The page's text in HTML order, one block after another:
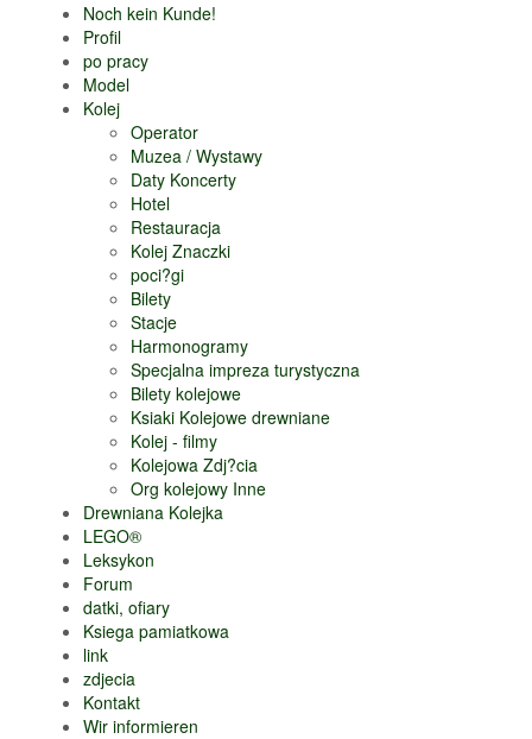
Noch kein Kunde!
Profil
po pracy
Model
Kolej
Operator
Muzea / Wystawy
Daty Koncerty
Hotel
Restauracja
Kolej Znaczki
poci?gi
Bilety
Stacje
Harmonogramy
Specjalna impreza turystyczna
Bilety kolejowe
Ksiaki Kolejowe drewniane
Kolej - filmy
Kolejowa Zdj?cia
Org kolejowy Inne
Drewniana Kolejka
LEGO®
Leksykon
Forum
datki, ofiary
Ksiega pamiatkowa
link
zdjecia
Kontakt
Wir informieren